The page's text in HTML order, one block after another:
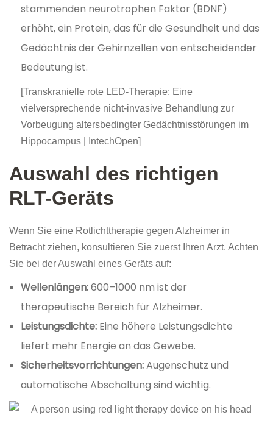
stammenden neurotrophen Faktor (BDNF)
erhöht, ein Protein, das für die Gesundheit und das
Gedächtnis der Gehirnzellen von entscheidender
Bedeutung ist.
[Transkranielle rote LED-Therapie: Eine
vielversprechende nicht-invasive Behandlung zur
Vorbeugung altersbedingter Gedächtnisstörungen im
Hippocampus | IntechOpen]
Auswahl des richtigen
RLT-Geräts
Wenn Sie eine Rotlichttherapie gegen Alzheimer in
Betracht ziehen, konsultieren Sie zuerst Ihren Arzt. Achten
Sie bei der Auswahl eines Geräts auf:
Wellenlängen:600–1000 nm ist der
therapeutische Bereich für Alzheimer.
Leistungsdichte: Eine höhere Leistungsdichte
liefert mehr Energie an das Gewebe.
Sicherheitsvorrichtungen:Augenschutz und
automatische Abschaltung sind wichtig.